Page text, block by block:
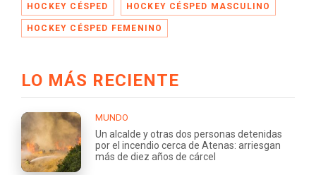
HOCKEY CÉSPED HOCKEY CÉSPED MASCULINO
HOCKEY CÉSPED FEMENINO
LO MÁS RECIENTE
MUNDO
Un alcalde y otras dos personas detenidas
por el incendio cerca de Atenas: arriesgan
más de diez años de cárcel